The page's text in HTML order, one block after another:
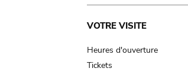
Main
navigation
VOTRE VISITE
Heures d'ouverture
Tickets